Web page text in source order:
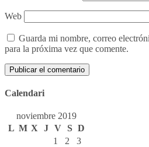
Web
Guarda mi nombre, correo
para la próxima vez que comente.
Calendari
noviembre 2019
L M X J V S D
1
2
3